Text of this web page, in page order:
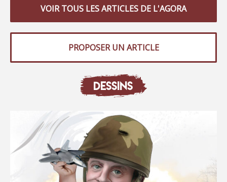
VOIR TOUS LES ARTICLES DE L'AGORA
PROPOSER UN ARTICLE
DESSINS